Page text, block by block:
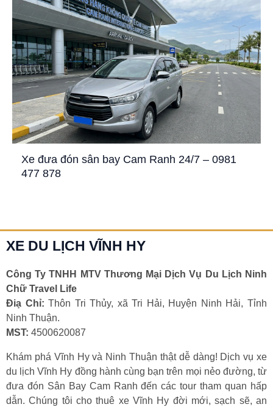
Xe đưa đón sân bay Cam Ranh 24/7 – 0981
477 878
XE DU LỊCH VĨNH HY
Công Ty TNHH MTV Thương Mại Dịch Vụ Du Lịch Ninh
Chữ Travel Life
Điạ Chỉ: Thôn Tri Thủy, xã Tri Hải, Huyện Ninh Hải, Tỉnh
Ninh Thuận.
MST: 4500620087
Khám phá Vĩnh Hy và Ninh Thuận thật dễ dàng! Dịch vụ xe
du lịch Vĩnh Hy đồng hành cùng bạn trên mọi nẻo đường, từ
đưa đón Sân Bay Cam Ranh đến các tour tham quan hấp
dẫn. Chúng tôi cho thuê xe Vĩnh Hy đời mới, sạch sẽ, an